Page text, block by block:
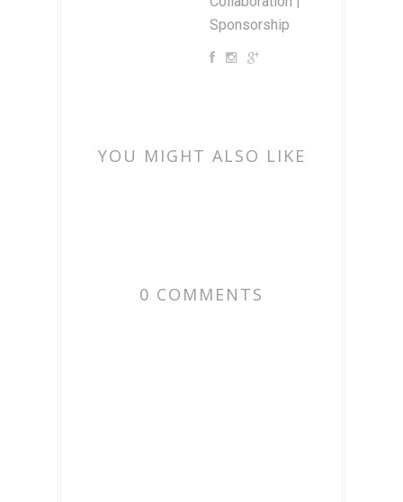
Sponsorship
YOU MIGHT ALSO LIKE
0 COMMENTS